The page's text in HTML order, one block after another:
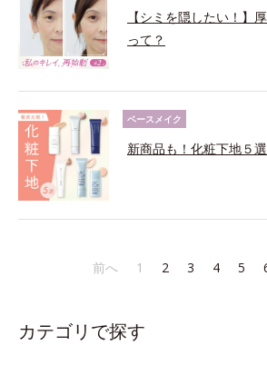
【シミを隠したい！】
って？
ベースメイク
新商品も！化粧下地５
前へ 1 2 3 4 5
カテゴリで探す